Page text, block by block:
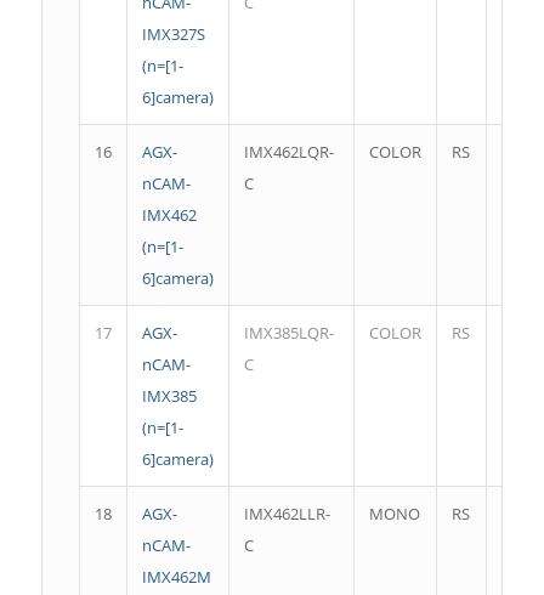
IMX327S
(n=[1-
6]camera)
16
AGX-
nCAM-
IMX462
(n=[1-
6]camera)
IMX462LQR-
C
COLOR RS
17
AGX-
nCAM-
IMX385
(n=[1-
6]camera)
IMX385LQR-
C
COLOR RS
18
AGX-
nCAM-
IMX462M
IMX462LLR-
C
MONO RS